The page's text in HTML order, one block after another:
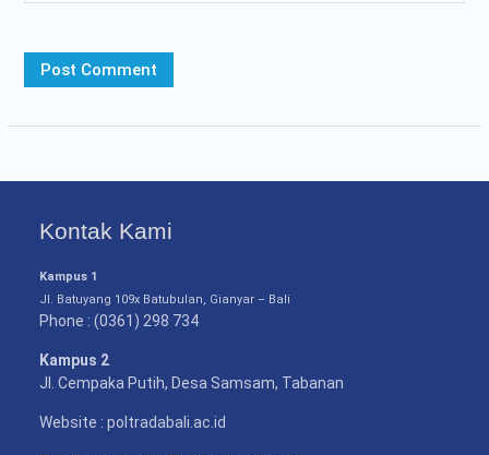
Kontak Kami
Kampus 1
Jl. Batuyang 109x Batubulan, Gianyar – Bali
Phone : (0361) 298 734
Kampus 2
Jl. Cempaka Putih, Desa Samsam, Tabanan
Website : poltradabali.ac.id